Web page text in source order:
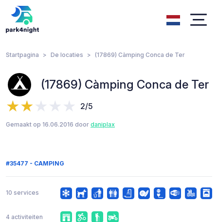
Startpagina De locaties (17869) Càmping Conca de Ter
(17869) Càmping Conca de Ter
2/5
Gemaakt op 16.06.2016 door daniplax
#35477 - CAMPING
10 services
4 activiteiten